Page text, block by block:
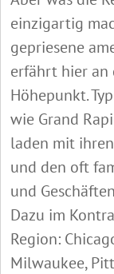
einzigartig
gepriesene
erfährt hier an
Höhepunkt.
wie Grand
laden mit
und den oft
und
Dazu im
Region:
Milwaukee,